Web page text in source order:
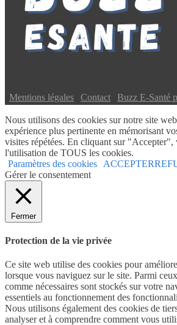
Mentions légales Contact Buzz E-Santé
Nous utilisons des cookies sur notre site
expérience plus pertinente en mémorisant
visites répétées. En cliquant sur "Accepter",
l'utilisation de TOUS les cookies.
Paramètres des cookies
ACCEPTER
Gérer le consentement
Fermer
Protection de la vie privée
Ce site web utilise des cookies pour
lorsque vous naviguez sur le site. Parmi
comme nécessaires sont stockés sur votre
essentiels au fonctionnement des
Nous utilisons également des cookies de
analyser et à comprendre comment vous